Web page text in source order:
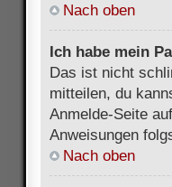
Nach oben
Ich habe mein
Das ist nicht
mitteilen, du
Anmelde-Seite
Anweisungen
Nach oben